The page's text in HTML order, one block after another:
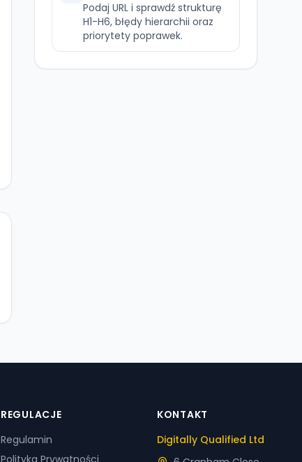
Podaj URL i sprawdź strukturę
H1-H6, błędy hierarchii oraz
priorytety poprawek.
REGULACJE
Regulamin
Polityka Prywatności
KONTAKT
Digitally Qualified Ltd